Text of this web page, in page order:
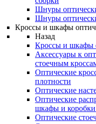
Шнуры
Шнуры
Кроссы и шкафы
Назад
Кроссы и шкафы
Аксессуары к
стоечным
Оптические
плотности
Оптические
Оптические
шкафы и
Оптические